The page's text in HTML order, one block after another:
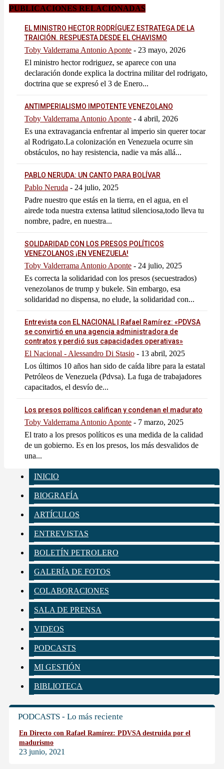
PUBLICACIONES RELACIONADAS
EL MINISTRO HECTOR RODRÍGUEZ ESTRATEGA DE LA
TRAICIÓN. RESPUESTA DESDE EL CHAVISMO
Toby Valderrama Antonio Aponte - 23 mayo, 2026
El ministro hector rodriguez, se aparece con una
declaración donde explica la doctrina militar del rodrigato,
doctrina que se expresó el 3 de Enero...
ANTIMPERIALISMO IMPOTENTE VENEZOLANO
Toby Valderrama Antonio Aponte - 4 abril, 2026
Es una extravagancia enfrentar al imperio sin querer tocar
al Rodrigato.La colonización en Venezuela ocurre sin
obstáculos, no hay resistencia, nadie va más allá...
PABLO NERUDA: UN CANTO PARA BOLÍVAR
Pablo Neruda - 24 julio, 2025
Padre nuestro que estás en la tierra, en el agua, en el
airede toda nuestra extensa latitud silenciosa,todo lleva tu
nombre, padre, en nuestra...
SOLIDARIDAD CON LOS PRESOS POLÍTICOS
VENEZOLANOS ¡EN VENEZUELA!
Toby Valderrama Antonio Aponte - 24 julio, 2025
Es correcta la solidaridad con los presos (secuestrados)
venezolanos de trump y bukele. Sin embargo, esa
solidaridad no dispensa, no elude, la solidaridad con...
Entrevista con EL NACIONAL | Rafael Ramírez: «PDVSA
se convirtió en una agencia administradora de
contratos y perdió sus capacidades operativas»
El Nacional - Alessandro Di Stasio - 13 abril, 2025
Los últimos 10 años han sido de caída libre para la estatal
Petróleos de Venezuela (Pdvsa). La fuga de trabajadores
capacitados, el desvío de...
Los presos políticos califican y condenan el madurato
Toby Valderrama Antonio Aponte - 7 marzo, 2025
El trato a los presos políticos es una medida de la calidad
de un gobierno. Es en los presos, los más desvalidos de
una...
INICIO
BIOGRAFÍA
ARTÍCULOS
ENTREVISTAS
BOLETÍN PETROLERO
GALERÍA DE FOTOS
COLABORACIONES
SALA DE PRENSA
VIDEOS
PODCASTS
MI GESTIÓN
BIBLIOTECA
PODCASTS - Lo más reciente
En Directo con Rafael Ramírez: PDVSA destruida por el
madurismo
23 junio, 2021